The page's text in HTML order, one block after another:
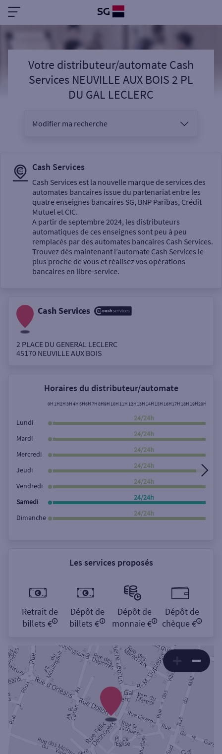
Votre distributeur/automate Cash
Services NEUVILLE AUX BOIS 2 PL
DU GAL LECLERC
Modifier ma recherche
Sélectionnez votre recherche
Un service
Autour de moi
Rue
Cash Services
Cash Services est la nouvelle marque de services des
automates bancaires issue du partenariat entre les
quatre enseignes bancaires SG, BNP Paribas, Crédit
Mutuel et CIC.
A partir de septembre 2024, les distributeurs
automatiques de ces enseignes sont peu à peu
remplacés par des automates bancaires Cash Services.
Trouvez dès maintenant l’automate Cash Services le
plus proche de vous et réalisez vos opérations
bancaires en libre-service.
Cash Services
2 PLACE DU GENERAL LECLERC
45170 NEUVILLE AUX BOIS
Horaires du distributeur/automate
0H 1H2H3H4H5H6H7H8H9H 10H 11H 12H13H 14H 15H 16H17H 18H 19H20H
Lundi
24/24h
Mardi
24/24h
Mercredi
24/24h
Jeudi
24/24h
Vendredi
24/24h
Samedi
24/24h
Dimanche
24/24h
Les services proposés
Retrait de
billets €
Dépôt de
billets €
Dépôt de
monnaie €
Dépôt de
chèque €